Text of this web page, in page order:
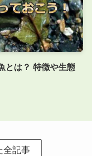
とは？ 特徴や生態
全記事